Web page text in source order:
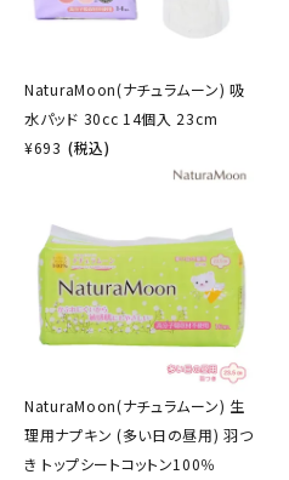
NaturaMoon(ナチュラムーン) 吸
水パッド 30cc 14個入 23cm
¥693 (税込)
NaturaMoon(ナチュラムーン) 生
理用ナプキン (多い日の昼用) 羽つ
き トップシートコットン100％